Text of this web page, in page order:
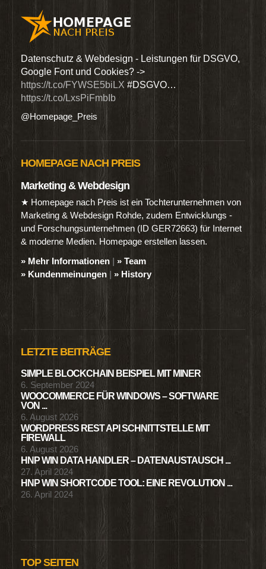
Datenschutz & Webdesign - Leistungen für DSGVO,
Google Font und Cookies? ->
https://t.co/FYWSE5biLX #DSGVO…
https://t.co/LxsPiFmbIb
@Homepage_Preis
HOMEPAGE NACH PREIS
Marketing & Webdesign
★ Homepage nach Preis ist ein Tochterunternehmen von
Marketing & Webdesign Rohde, zudem Entwicklungs -
und Forschungsunternehmen (ID GER72663) für Internet
& moderne Medien. Homepage erstellen lassen.
» Mehr Informationen | » Team
» Kundenmeinungen | » History
LETZTE BEITRÄGE
SIMPLE BLOCKCHAIN BEISPIEL MIT MINER
6. September 2024
WOOCOMMERCE FÜR WINDOWS – SOFTWARE
VON ...
6. August 2026
WORDPRESS REST API SCHNITTSTELLE MIT
FIREWALL
6. August 2026
HNP WIN DATA HANDLER – DATENAUSTAUSCH ...
27. April 2024
HNP WIN SHORTCODE TOOL: EINE REVOLUTION ...
26. April 2024
TOP SEITEN